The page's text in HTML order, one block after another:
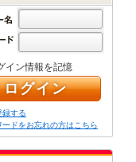
イン情報を記憶
録する
ードをお忘れの方はこちら